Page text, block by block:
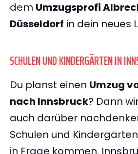
dem Umzugsprofi
Düsseldorf in dein neues
SCHULEN UND KINDERGÄRTEN IN
Du planst einen Umzug
nach Innsbruck? Dann
auch darüber
Schulen und